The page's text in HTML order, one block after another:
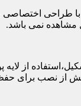
طراحی اختصاصی
مشاهده نمی باشد.
از
از نصب برای